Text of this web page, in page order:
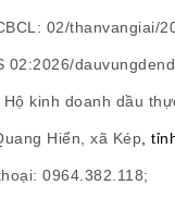
02/thanvangiai/
02:2026/
Hộ kinh doanh dầu
Hiển xã Kép
0964.382.118